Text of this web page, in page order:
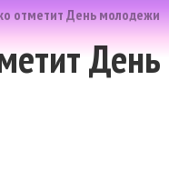
отметит День молодежи